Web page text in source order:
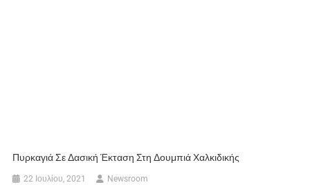
Πυρκαγιά Σε Δασική Έκταση Στη Δουμπιά Χαλκιδικής
22 Ιουλίου, 2021 Newsroom